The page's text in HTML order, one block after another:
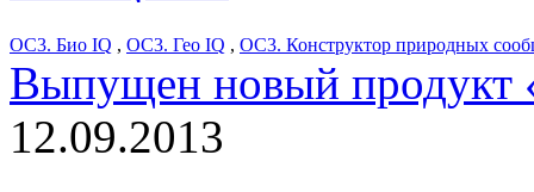
ОС3. Био IQ , ОС3. Гео IQ , ОС3. Конструктор природных
Выпущен новый продукт
12.09.2013